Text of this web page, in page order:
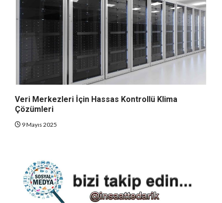
Veri Merkezleri İçin Hassas Kontrollü Klima
Çözümleri
9 Mayıs 2025